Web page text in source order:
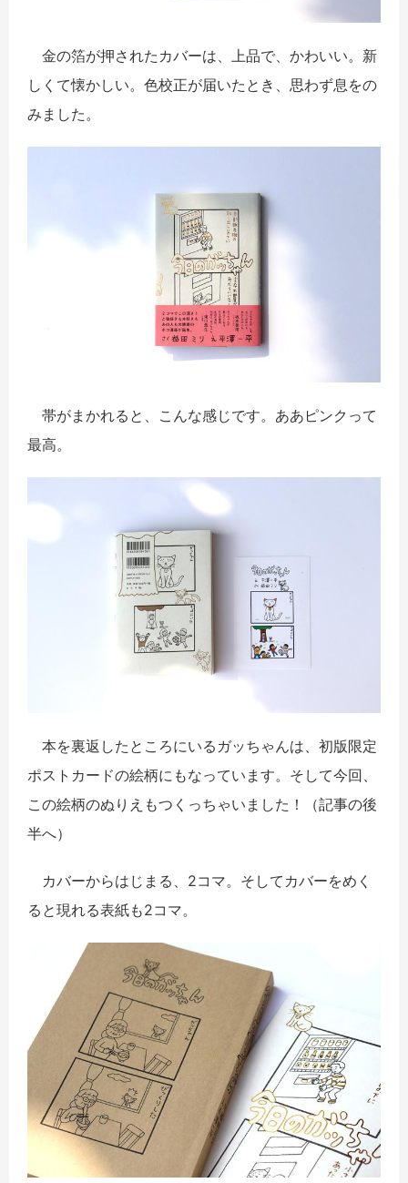
金の箔が押されたカバーは、上品で、かわいい。新
しくて懐かしい。色校正が届いたとき、思わず息をの
みました。
帯がまかれると、こんな感じです。ああピンクって
最高。
本を裏返したところにいるガッちゃんは、初版限定
ポストカードの絵柄にもなっています。そして今回、
この絵柄のぬりえもつくっちゃいました！（記事の後
半へ）
カバーからはじまる、2コマ。そしてカバーをめく
ると現れる表紙も2コマ。